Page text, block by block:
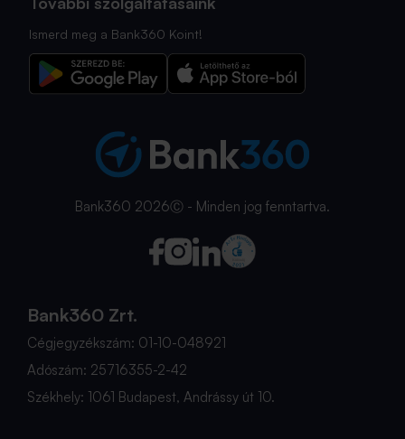
Ismerd meg a Bank360 Koint!
Bank360 2026Ⓒ - Minden jog fenntartva.
Bank360 Zrt.
Cégjegyzékszám: 01-10-048921
Adószám: 25716355-2-42
Székhely: 1061 Budapest, Andrássy út 10.